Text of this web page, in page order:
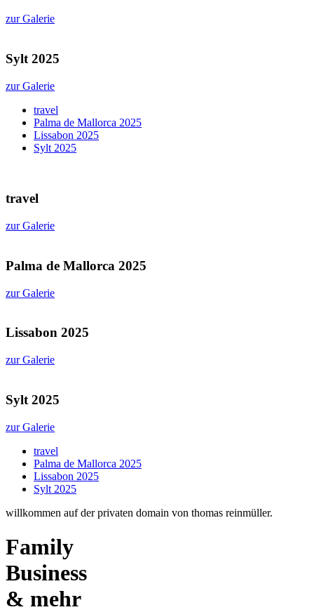
zur Galerie
Sylt 2025
zur Galerie
travel
Palma de Mallorca 2025
Lissabon 2025
Sylt 2025
travel
zur Galerie
Palma de Mallorca 2025
zur Galerie
Lissabon 2025
zur Galerie
Sylt 2025
zur Galerie
travel
Palma de Mallorca 2025
Lissabon 2025
Sylt 2025
willkommen auf der privaten domain von thomas reinmüller.
Family
Business
& mehr